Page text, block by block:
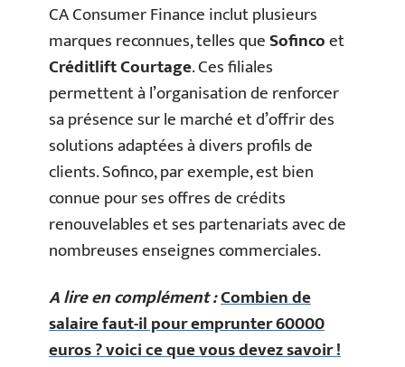
CA Consumer Finance inclut plusieurs
marques reconnues, telles queSofincoet
Créditlift Courtage. Ces filiales
permettent à l’organisation de renforcer
sa présence sur le marché et d’offrir des
solutions adaptées à divers profils de
clients. Sofinco, par exemple, est bien
connue pour ses offres de crédits
renouvelables et ses partenariats avec de
nombreuses enseignes commerciales.
A lire en complément :Combien de
salaire faut-il pour emprunter 60000
euros ? voici ce que vous devez savoir !